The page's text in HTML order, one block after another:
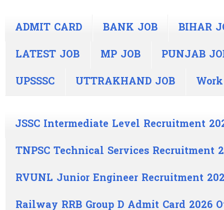
ADMIT CARD BANK JOB
BIHAR
LATEST JOB
MP JOB
PUNJAB
UPSSSC
UTTRAKHAND JOB
JSSC Intermediate Level Recruitment
TNPSC Technical Services Recruitment
RVUNL Junior Engineer Recruitment
Railway RRB Group D Admit Card